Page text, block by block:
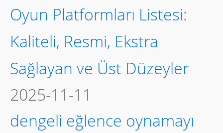
Oyun Platformları Listesi:
Kaliteli, Resmi, Ekstra
Sağlayan ve Üst Düzeyler
2025-11-11
dengeli eğlence oynamayı